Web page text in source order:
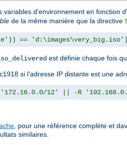
variables d'environnement en fonction
de la même manière que la directive
==
est définie chaque fois
si l'adresse IP distante est une
12' || -R
, pour une référence complète et
similaires.